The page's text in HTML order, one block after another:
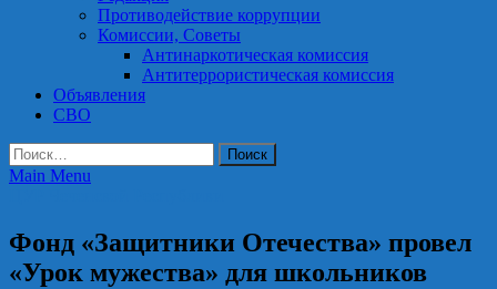
Противодействие коррупции
Комиссии, Советы
Антинаркотическая комиссия
Антитеррористическая комиссия
Объявления
СВО
Найти:
Main Menu
Фонд «Защитники Отечества» провел
«Урок мужества» для школьников